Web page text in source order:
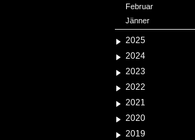
Februar
Jänner
2025
2024
2023
2022
2021
2020
2019